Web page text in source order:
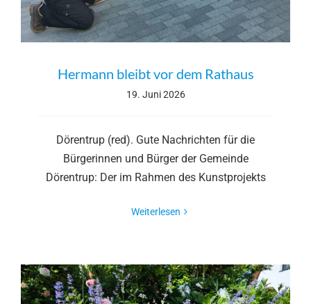
Hermann bleibt vor dem Rathaus
19. Juni 2026
Dörentrup (red). Gute Nachrichten für die
Bürgerinnen und Bürger der Gemeinde
Dörentrup: Der im Rahmen des Kunstprojekts
Weiterlesen